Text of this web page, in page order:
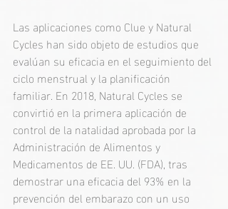
Las aplicaciones como Clue y Natural
Cycles han sido objeto de estudios que
evalúan su eficacia en el seguimiento del
ciclo menstrual y la planificación
familiar. En 2018, Natural Cycles se
convirtió en la primera aplicación de
control de la natalidad aprobada por la
Administración de Alimentos y
Medicamentos de EE. UU. (FDA), tras
demostrar una eficacia del 93% en la
prevención del embarazo con un uso